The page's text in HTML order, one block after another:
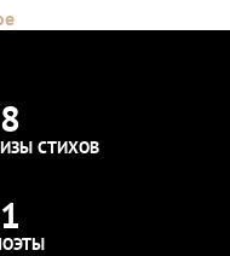
СТИХОВ